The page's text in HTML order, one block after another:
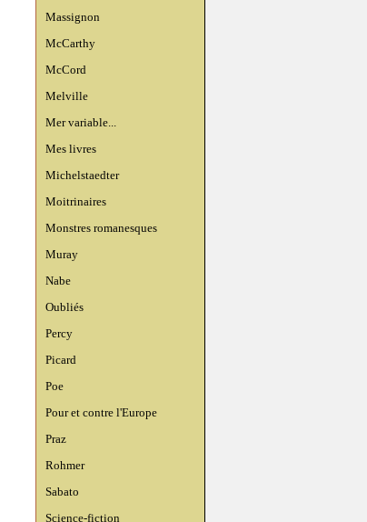
Massignon
McCarthy
McCord
Melville
Mer variable...
Mes livres
Michelstaedter
Moitrinaires
Monstres romanesques
Muray
Nabe
Oubliés
Percy
Picard
Poe
Pour et contre l'Europe
Praz
Rohmer
Sabato
Science-fiction